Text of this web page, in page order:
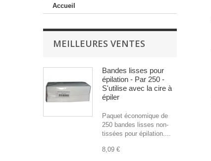
Accueil
MEILLEURES VENTES
Bandes lisses pour
épilation - Par 250 -
S'utilise avec la cire à
épiler
Paquet économique de
250 bandes lisses non-
tissées pour épilation....
8,09 €